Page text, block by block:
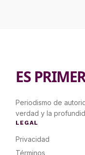
ES
Periodismo de
verdad y la
LEGAL
Privacidad
Términos